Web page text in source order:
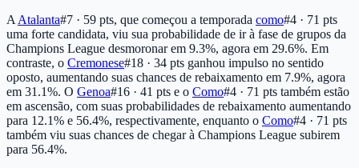
A Atalanta#7 · 59 pts, que começou a temporada como#4 · 71 pts
uma forte candidata, viu sua probabilidade de ir à fase de grupos da
Champions League desmoronar em 9.3%, agora em 29.6%. Em
contraste, o Cremonese#18 · 34 pts ganhou impulso no sentido
oposto, aumentando suas chances de rebaixamento em 7.9%, agora
em 31.1%. O Genoa#16 · 41 pts e o Como#4 · 71 pts também estão
em ascensão, com suas probabilidades de rebaixamento aumentando
para 12.1% e 56.4%, respectivamente, enquanto o Como#4 · 71 pts
também viu suas chances de chegar à Champions League subirem
para 56.4%.